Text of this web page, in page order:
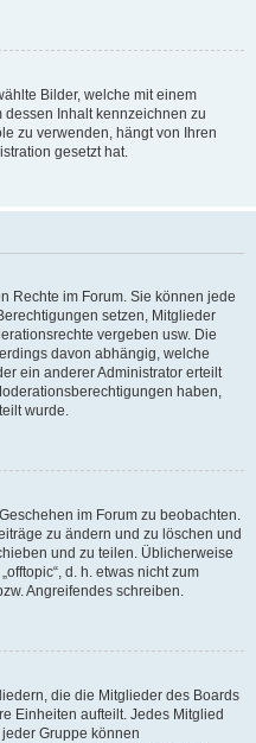
Bilder, welche mit einem
Inhalt kennzeichnen zu
zu verwenden, hängt von Ihren
gesetzt hat.
Rechte im Forum. Sie können jede
setzen, Mitglieder
vergeben usw. Die
davon abhängig, welche
ein anderer Administrator erteilt
haben,
wurde.
im Forum zu beobachten.
zu ändern und zu löschen und
und zu teilen. Üblicherweise
d. h. etwas nicht zum
Angreifendes schreiben.
die die Mitglieder des Boards
Einheiten aufteilt. Jedes Mitglied
Gruppe können